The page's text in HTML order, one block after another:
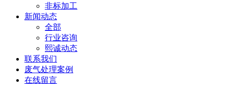
非标加工
新闻动态
全部
行业咨询
熙诚动态
联系我们
废气处理案例
在线留言